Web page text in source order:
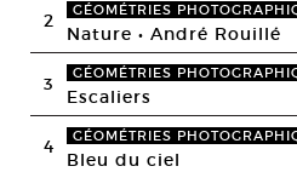
2 GÉOMÉTRIES
Nature • André Rouillé
3 GÉOMÉTRIES
Escaliers
4 GÉOMÉTRIES
Bleu du ciel